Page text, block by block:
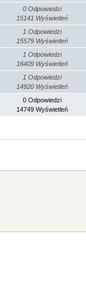
0 Odpowiedzi
15141 Wyświetleń
1 Odpowiedzi
15579 Wyświetleń
1 Odpowiedzi
16409 Wyświetleń
1 Odpowiedzi
14920 Wyświetleń
0 Odpowiedzi
14749 Wyświetleń